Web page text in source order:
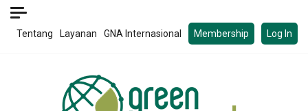
Skip
Tentang Layanan GNA Internasional Membership Log In